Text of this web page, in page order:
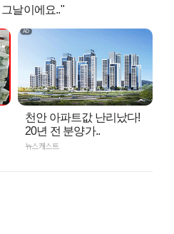
날이에요.."
천안 아파트값 난리났다!
20년 전 분양가..
뉴스캐스트